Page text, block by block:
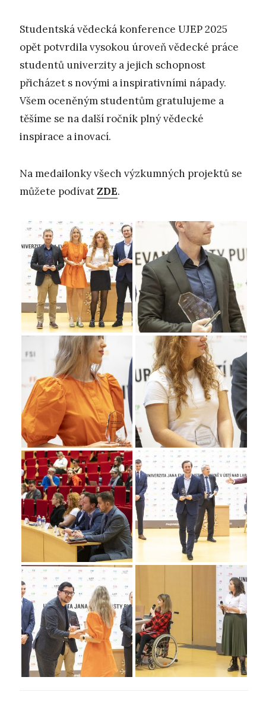
Studentská vědecká konference UJEP 2025
opět potvrdila vysokou úroveň vědecké práce
studentů univerzity a jejich schopnost
přicházet s novými a inspirativními nápady.
Všem oceněným studentům gratulujeme a
těšíme se na další ročník plný vědecké
inspirace a inovací.
Na medailonky všech výzkumných projektů se
můžete podívatZDE.